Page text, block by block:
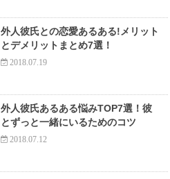
外人彼氏との恋愛あるある!メリット
とデメリットまとめ7選！
2018.07.19
外人彼氏あるある悩みTOP7選！彼
とずっと一緒にいるためのコツ
2018.07.12